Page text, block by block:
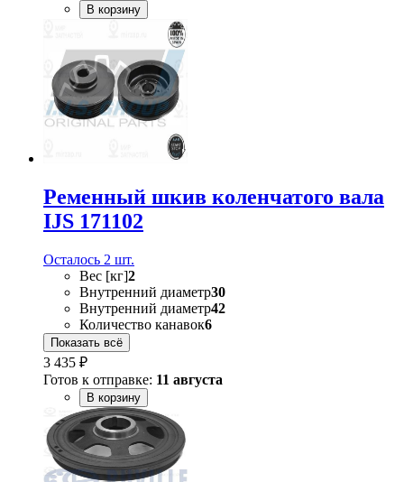
В корзину
Ременный шкив коленчатого вала
IJS 171102
Осталось 2 шт.
Вес [кг]2
Внутренний диаметр30
Внутренний диаметр42
Количество канавок6
Показать всё
3 435 ₽
Готов к отправке: 11 августа
В корзину